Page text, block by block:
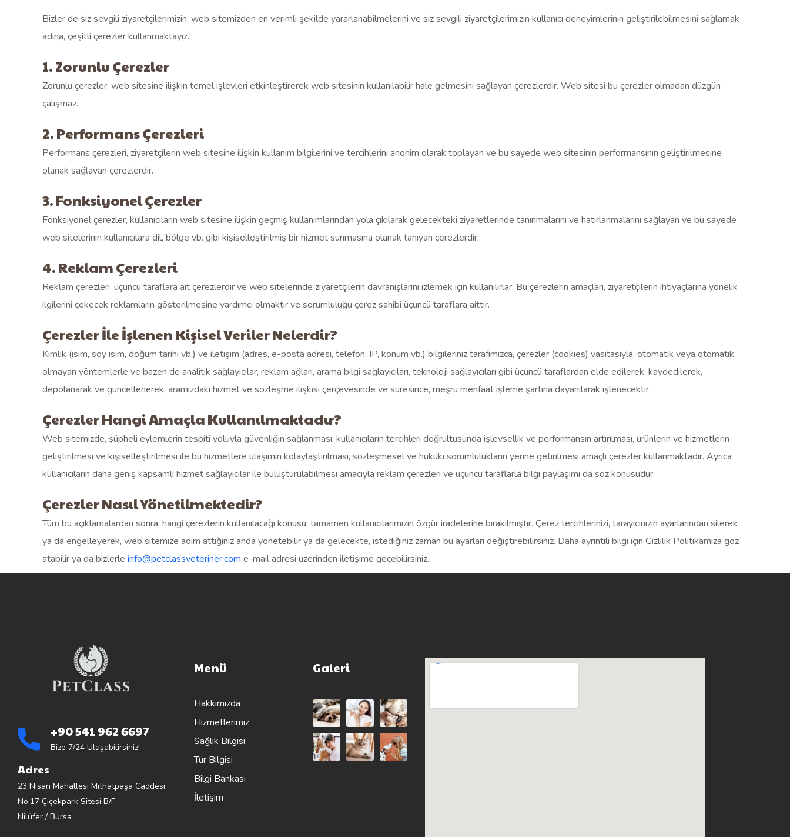
Bizler de siz sevgili ziyaretçilerimizin, web sitemizden en verimli şekilde yararlanabilmelerini ve siz sevgili ziyaretçilerimizin kullanıcı deneyimlerinin geliştirilebilmesini sağlamak
adına, çeşitli çerezler kullanmaktayız.
1. Zorunlu Çerezler
Zorunlu çerezler, web sitesine ilişkin temel işlevleri etkinleştirerek web sitesinin kullanılabilir hale gelmesini sağlayan çerezlerdir. Web sitesi bu çerezler olmadan düzgün
çalışmaz.
2. Performans Çerezleri
Performans çerezleri, ziyaretçilerin web sitesine ilişkin kullanım bilgilerini ve tercihlerini anonim olarak toplayan ve bu sayede web sitesinin performansının geliştirilmesine
olanak sağlayan çerezlerdir.
3. Fonksiyonel Çerezler
Fonksiyonel çerezler, kullanıcıların web sitesine ilişkin geçmiş kullanımlarından yola çıkılarak gelecekteki ziyaretlerinde tanınmalarını ve hatırlanmalarını sağlayan ve bu sayede
web sitelerinin kullanıcılara dil, bölge vb. gibi kişiselleştirilmiş bir hizmet sunmasına olanak tanıyan çerezlerdir.
4. Reklam Çerezleri
Reklam çerezleri, üçüncü taraflara ait çerezlerdir ve web sitelerinde ziyaretçilerin davranışlarını izlemek için kullanılırlar. Bu çerezlerin amaçları, ziyaretçilerin ihtiyaçlarına yönelik
ilgilerini çekecek reklamların gösterilmesine yardımcı olmaktır ve sorumluluğu çerez sahibi üçüncü taraflara aittir.
Çerezler İle İşlenen Kişisel Veriler Nelerdir?
Kimlik (isim, soy isim, doğum tarihi vb.) ve iletişim (adres, e-posta adresi, telefon, IP, konum vb.) bilgileriniz tarafımızca, çerezler (cookies) vasıtasıyla, otomatik veya otomatik
olmayan yöntemlerle ve bazen de analitik sağlayıcılar, reklam ağları, arama bilgi sağlayıcıları, teknoloji sağlayıcıları gibi üçüncü taraflardan elde edilerek, kaydedilerek,
depolanarak ve güncellenerek, aramızdaki hizmet ve sözleşme ilişkisi çerçevesinde ve süresince, meşru menfaat işleme şartına dayanılarak işlenecektir.
Çerezler Hangi Amaçla Kullanılmaktadır?
Web sitemizde, şüpheli eylemlerin tespiti yoluyla güvenliğin sağlanması, kullanıcıların tercihleri doğrultusunda işlevsellik ve performansın artırılması, ürünlerin ve hizmetlerin
geliştirilmesi ve kişiselleştirilmesi ile bu hizmetlere ulaşımın kolaylaştırılması, sözleşmesel ve hukuki sorumlulukların yerine getirilmesi amaçlı çerezler kullanmaktadır. Ayrıca
kullanıcıların daha geniş kapsamlı hizmet sağlayıcılar ile buluşturulabilmesi amacıyla reklam çerezleri ve üçüncü taraflarla bilgi paylaşımı da söz konusudur.
Çerezler Nasıl Yönetilmektedir?
Tüm bu açıklamalardan sonra, hangi çerezlerin kullanılacağı konusu, tamamen kullanıcılarımızın özgür iradelerine bırakılmıştır. Çerez tercihlerinizi, tarayıcınızın ayarlarından silerek
ya da engelleyerek, web sitemize adım attığınız anda yönetebilir ya da gelecekte, istediğiniz zaman bu ayarları değiştirebilirsiniz. Daha ayrıntılı bilgi için Gizlilik Politikamıza göz
atabilir ya da bizlerle info@petclassveteriner.com e-mail adresi üzerinden iletişime geçebilirsiniz.
+90 541 962 6697
Bize 7/24 Ulaşabilirsiniz!
Adres
23 Nisan Mahallesi Mithatpaşa Caddesi
No:17 Çiçekpark Sitesi B/F
Nilüfer / Bursa
Menü
Hakkımızda
Hizmetlerimiz
Sağlık Bilgisi
Tür Bilgisi
Bilgi Bankası
İletişim
Galeri